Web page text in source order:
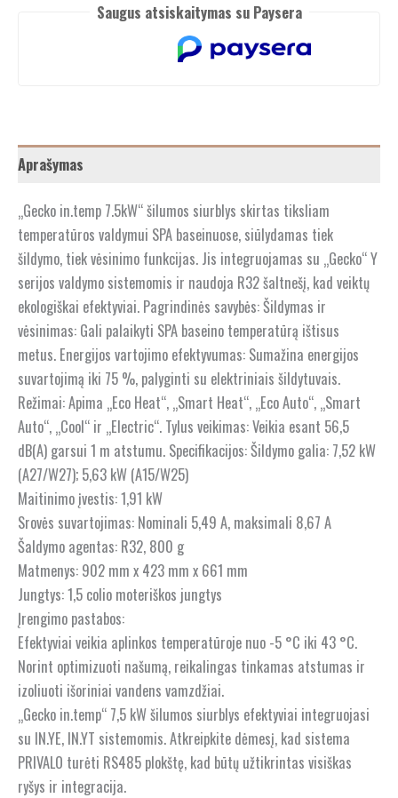
Saugus atsiskaitymas su Paysera
Aprašymas
„Gecko in.temp 7.5kW“ šilumos siurblys skirtas tiksliam
temperatūros valdymui SPA baseinuose, siūlydamas tiek
šildymo, tiek vėsinimo funkcijas. Jis integruojamas su „Gecko“ Y
serijos valdymo sistemomis ir naudoja R32 šaltnešį, kad veiktų
ekologiškai efektyviai. Pagrindinės savybės: Šildymas ir
vėsinimas: Gali palaikyti SPA baseino temperatūrą ištisus
metus. Energijos vartojimo efektyvumas: Sumažina energijos
suvartojimą iki 75 %, palyginti su elektriniais šildytuvais.
Režimai: Apima „Eco Heat“, „Smart Heat“, „Eco Auto“, „Smart
Auto“, „Cool“ ir „Electric“. Tylus veikimas: Veikia esant 56,5
dB(A) garsui 1 m atstumu. Specifikacijos: Šildymo galia: 7,52 kW
(A27/W27); 5,63 kW (A15/W25)
Maitinimo įvestis: 1,91 kW
Srovės suvartojimas: Nominali 5,49 A, maksimali 8,67 A
Šaldymo agentas: R32, 800 g
Matmenys: 902 mm x 423 mm x 661 mm
Jungtys: 1,5 colio moteriškos jungtys
Įrengimo pastabos:
Efektyviai veikia aplinkos temperatūroje nuo -5 °C iki 43 °C.
Norint optimizuoti našumą, reikalingas tinkamas atstumas ir
izoliuoti išoriniai vandens vamzdžiai.
„Gecko in.temp“ 7,5 kW šilumos siurblys efektyviai integruojasi
su IN.YE, IN.YT sistemomis. Atkreipkite dėmesį, kad sistema
PRIVALO turėti RS485 plokštę, kad būtų užtikrintas visiškas
ryšys ir integracija.